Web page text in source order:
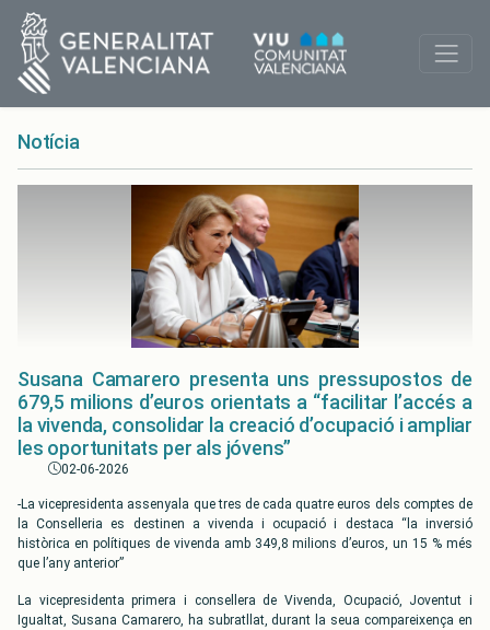
Notícia
Susana Camarero presenta uns pressupostos de
679,5 milions d’euros orientats a “facilitar l’accés a
la vivenda, consolidar la creació d’ocupació i ampliar
les oportunitats per als jóvens”
02-06-2026
-La vicepresidenta assenyala que tres de cada quatre euros dels comptes de
la Conselleria es destinen a vivenda i ocupació i destaca “la inversió
històrica en polítiques de vivenda amb 349,8 milions d’euros, un 15 % més
que l’any anterior”
La vicepresidenta primera i consellera de Vivenda, Ocupació, Joventut i
Igualtat, Susana Camarero, ha subratllat, durant la seua compareixença en